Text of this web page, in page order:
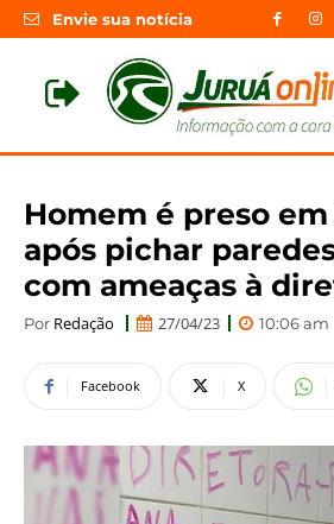
Envie sua notícia
Homem é preso
após pichar
com ameaças à
Por Redação 27/04/23 10:06 am
Facebook X